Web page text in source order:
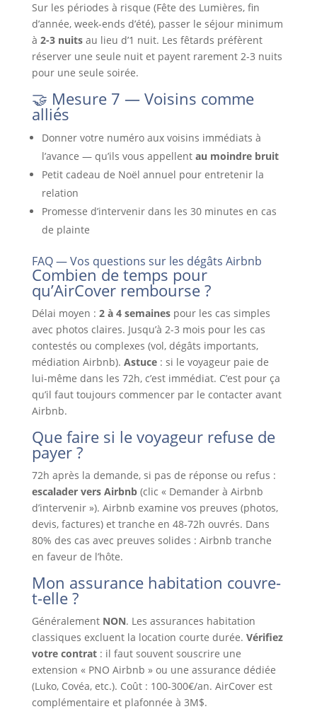
Sur les périodes à risque (Fête des Lumières, fin
d’année, week-ends d’été), passer le séjour minimum
à 2-3 nuitsau lieu d’1 nuit. Les fêtards préfèrent
réserver une seule nuit et payent rarement 2-3 nuits
pour une seule soirée.
🤝 Mesure 7 — Voisins comme
alliés
Donner votre numéro aux voisins immédiats à
l’avance — qu’ils vous appellent au moindre bruit
Petit cadeau de Noël annuel pour entretenir la
relation
Promesse d’intervenir dans les 30 minutes en cas
de plainte
FAQ — Vos questions sur les dégâts Airbnb
Combien de temps pour
qu’AirCover rembourse ?
Délai moyen : 2 à 4 semainespour les cas simples
avec photos claires. Jusqu’à 2-3 mois pour les cas
contestés ou complexes (vol, dégâts importants,
médiation Airbnb). Astuce: si le voyageur paie de
lui-même dans les 72h, c’est immédiat. C’est pour ça
qu’il faut toujours commencer par le contacter avant
Airbnb.
Que faire si le voyageur refuse de
payer ?
72h après la demande, si pas de réponse ou refus :
escalader vers Airbnb(clic « Demander à Airbnb
d’intervenir »). Airbnb examine vos preuves (photos,
devis, factures) et tranche en 48-72h ouvrés. Dans
80% des cas avec preuves solides : Airbnb tranche
en faveur de l’hôte.
Mon assurance habitation couvre-
t-elle ?
Généralement NON. Les assurances habitation
classiques excluent la location courte durée. Vérifiez
votre contrat: il faut souvent souscrire une
extension « PNO Airbnb » ou une assurance dédiée
(Luko, Covéa, etc.). Coût : 100-300€/an. AirCover est
complémentaire et plafonnée à 3M$.